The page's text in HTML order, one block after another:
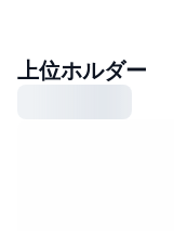
上位ホルダー